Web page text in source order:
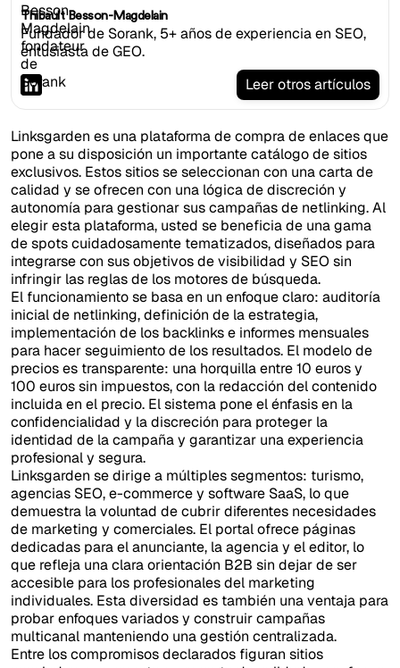
Thibault Besson-Magdelain
Fundador de Sorank, 5+ años de experiencia en SEO,
entusiasta de GEO.
Leer otros artículos
Linksgarden es una plataforma de compra de enlaces que
pone a su disposición un importante catálogo de sitios
exclusivos. Estos sitios se seleccionan con una carta de
calidad y se ofrecen con una lógica de discreción y
autonomía para gestionar sus campañas de netlinking. Al
elegir esta plataforma, usted se beneficia de una gama
de spots cuidadosamente tematizados, diseñados para
integrarse con sus objetivos de visibilidad y SEO sin
infringir las reglas de los motores de búsqueda.
El funcionamiento se basa en un enfoque claro: auditoría
inicial de netlinking, definición de la estrategia,
implementación de los backlinks e informes mensuales
para hacer seguimiento de los resultados. El modelo de
precios es transparente: una horquilla entre 10 euros y
100 euros sin impuestos, con la redacción del contenido
incluida en el precio. El sistema pone el énfasis en la
confidencialidad y la discreción para proteger la
identidad de la campaña y garantizar una experiencia
profesional y segura.
Linksgarden se dirige a múltiples segmentos: turismo,
agencias SEO, e-commerce y software SaaS, lo que
demuestra la voluntad de cubrir diferentes necesidades
de marketing y comerciales. El portal ofrece páginas
dedicadas para el anunciante, la agencia y el editor, lo
que refleja una clara orientación B2B sin dejar de ser
accesible para los profesionales del marketing
individuales. Esta diversidad es también una ventaja para
probar enfoques variados y construir campañas
multicanal manteniendo una gestión centralizada.
Entre los compromisos declarados figuran sitios